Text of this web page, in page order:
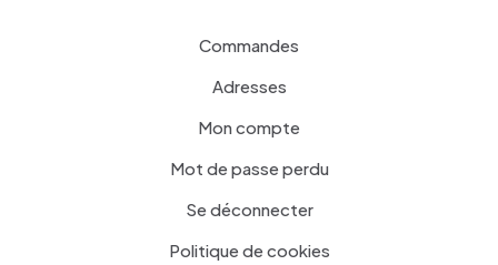
Commandes
Adresses
Mon compte
Mot de passe perdu
Se déconnecter
Politique de cookies